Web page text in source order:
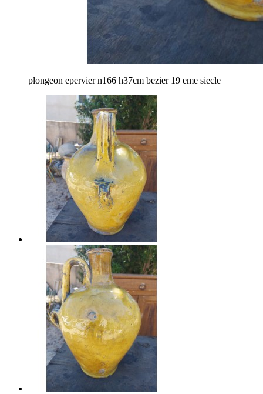
plongeon epervier n166 h37cm bezier 19 eme siecle